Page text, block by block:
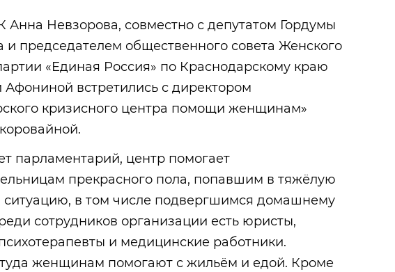
Анна Невзорова, совместно с депутатом Гордумы
и председателем общественного совета Женского
«Единая Россия» по Краснодарскому краю
Афониной встретились с директором
кризисного центра помощи женщинам»
парламентарий, центр помогает
прекрасного пола, попавшим в тяжёлую
в том числе подвергшимся домашнему
сотрудников организации есть юристы,
и медицинские работники.
женщинам помогают с жильём и едой. Кроме